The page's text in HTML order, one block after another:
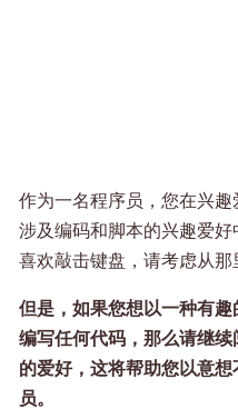
作为一名程序员，您在兴
涉及编码和脚本的兴趣爱
喜欢敲击键盘，请考虑从那
但是，如果您想以一种有
编写任何代码，那么请继
的爱好，这将帮助您以意
员。